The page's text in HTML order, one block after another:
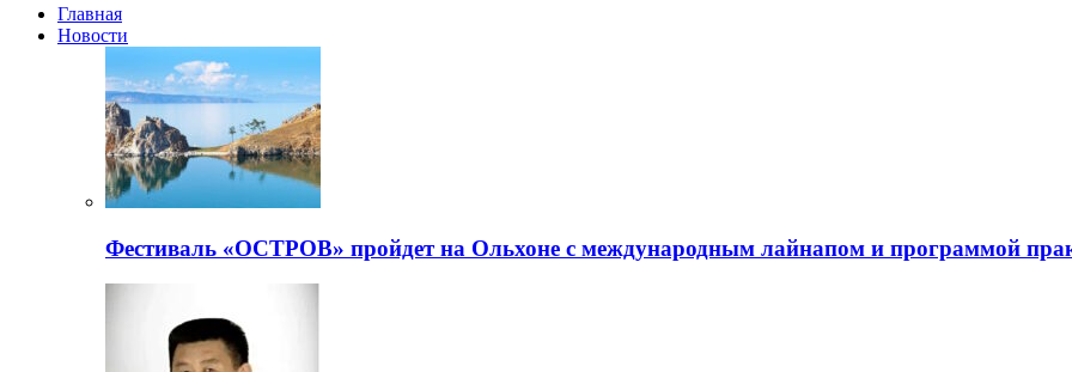
Главная
Новости
Фестиваль «ОСТРОВ» пройдет на Ольхоне с международным лайнапом и программой